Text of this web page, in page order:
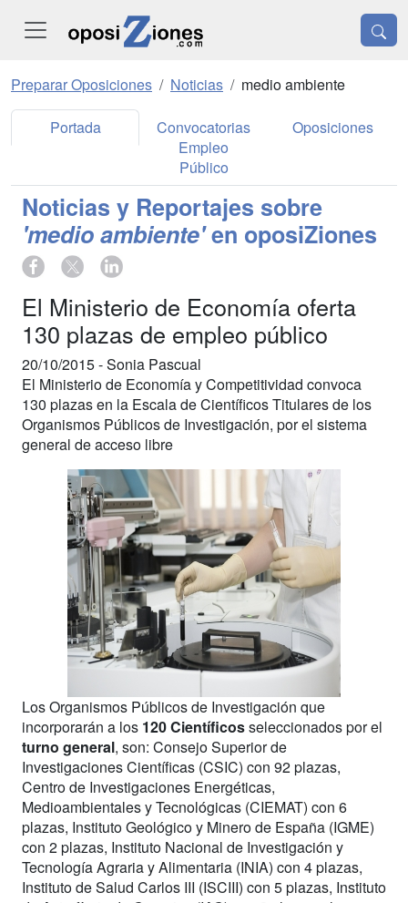
Preparar Oposiciones Noticias medio ambiente
Portada
Convocatorias
Empleo
Público
Oposiciones
Noticias y Reportajes sobre
'medio ambiente'en oposiZiones
El Ministerio de Economía oferta
130 plazas de empleo público
20/10/2015 -Sonia Pascual
El Ministerio de Economía y Competitividad convoca
130 plazas en la Escala de Científicos Titulares de los
Organismos Públicos de Investigación, por el sistema
general de acceso libre
Los Organismos Públicos de Investigación que
incorporarán a los 120 Científicosseleccionados por el
turno general, son: Consejo Superior de
Investigaciones Científicas (CSIC) con 92 plazas,
Centro de Investigaciones Energéticas,
Medioambientales y Tecnológicas (CIEMAT) con 6
plazas, Instituto Geológico y Minero de España (IGME)
con 2 plazas, Instituto Nacional de Investigación y
Tecnología Agraria y Alimentaria (INIA) con 4 plazas,
Instituto de Salud Carlos III (ISCIII) con 5 plazas, Instituto